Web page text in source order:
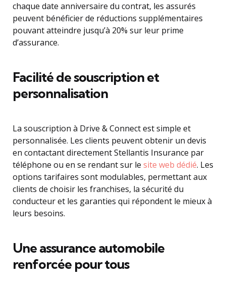
chaque date anniversaire du contrat, les assurés
peuvent bénéficier de réductions supplémentaires
pouvant atteindre jusqu’à 20% sur leur prime
d’assurance.
Facilité de souscription et
personnalisation
La souscription à Drive & Connect est simple et
personnalisée. Les clients peuvent obtenir un devis
en contactant directement Stellantis Insurance par
téléphone ou en se rendant sur le site web dédié. Les
options tarifaires sont modulables, permettant aux
clients de choisir les franchises, la sécurité du
conducteur et les garanties qui répondent le mieux à
leurs besoins.
Une assurance automobile
renforcée pour tous